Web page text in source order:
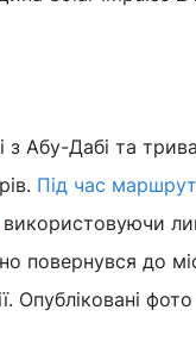
Абу-Дабі та
Під час
використовуючи
повернувся до
Опубліковані